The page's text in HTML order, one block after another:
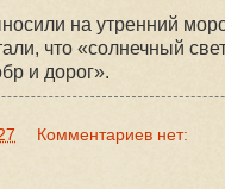
на утренний
что «солнечный
и дорог».
Комментариев нет: